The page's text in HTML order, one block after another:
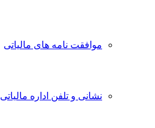
موافقت نامه های مالیاتی
نشانی و تلفن اداره مالیاتی